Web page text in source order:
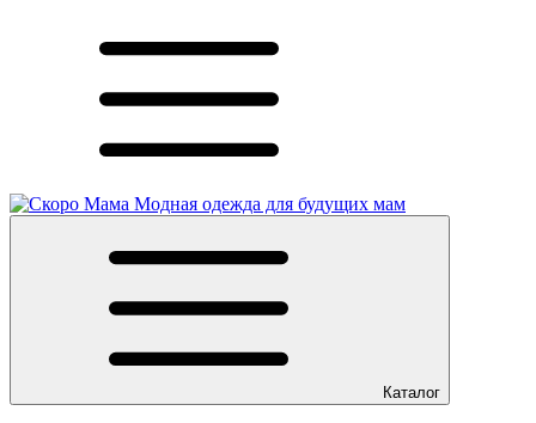
Модная одежда для будущих мам
Каталог